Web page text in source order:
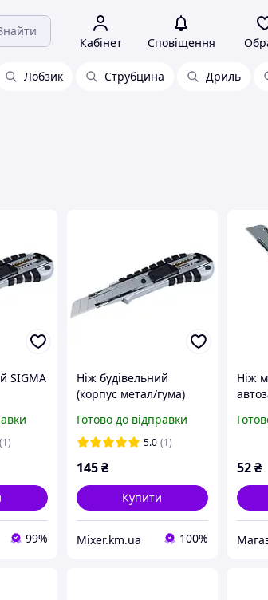
Кабінет Сповіщення
Лобзик Струбцина Дриль
SIGMA
(1)
99%
Ніж будівельний
(корпус метал/гума)
автоматичний замок
SIGMA (8211041)
Готово до відправки
5.0 (1)
145 ₴
Купити
Mixer.km.ua 100%
Ніж
52₴